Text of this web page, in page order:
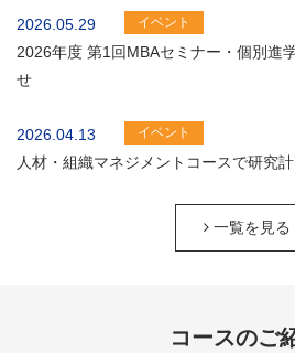
2026.05.29 イベント
2026年度 第1回MBAセミナー・個別進
せ
2026.04.13 イベント
人材・組織マネジメントコースで研究
一覧を見る
コースのご